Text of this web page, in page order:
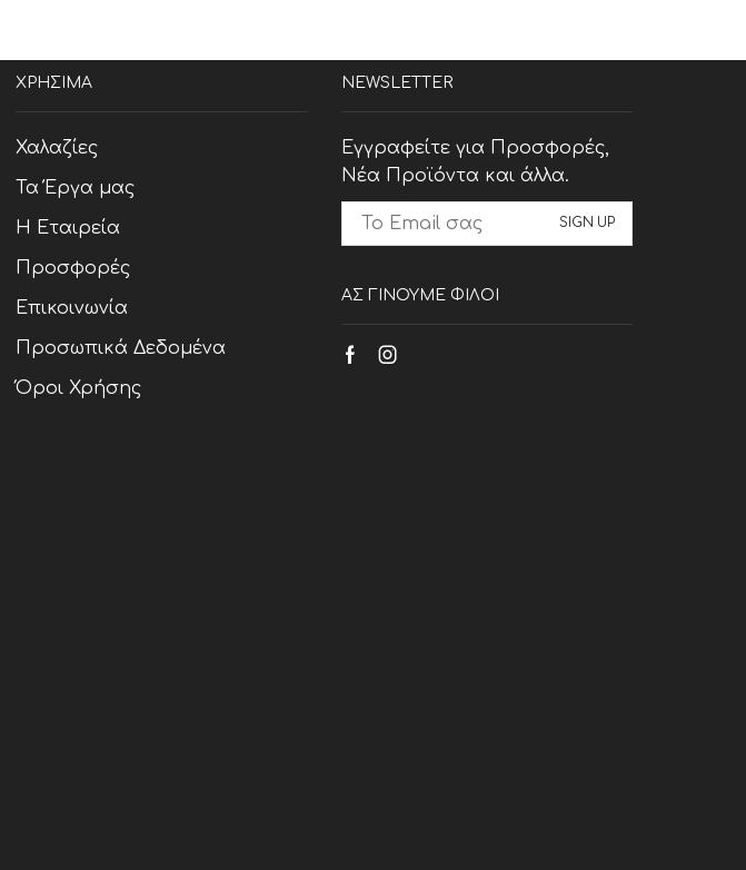
ΧΡΗΣΙΜΑ
Χαλαζίες
Τα Έργα μας
Η Εταιρεία
Προσφορές
Επικοινωνία
Προσωπικά Δεδομένα
Όροι Χρήσης
NEWSLETTER
Εγγραφείτε για Προσφορές,
Νέα Προϊόντα και άλλα.
ΑΣ ΓΙΝΟΥΜΕ ΦΙΛΟΙ
Facebook
Instagram